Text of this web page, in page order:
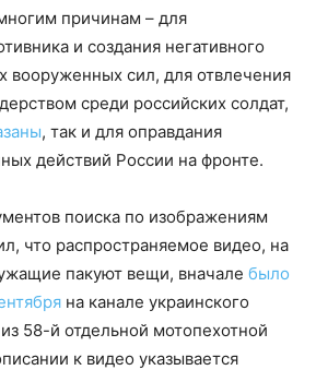
причинам – для
и создания негативного
вооруженных сил, для отвлечения
среди российских солдат,
, так и для оправдания
действий России на фронте.
поиска по изображениям
что распространяемое видео, на
пакуют вещи, вначале было
на канале украинского
58-й отдельной мотопехотной
к видео указывается